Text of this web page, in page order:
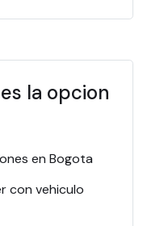
la opcion
en Bogota
con vehiculo